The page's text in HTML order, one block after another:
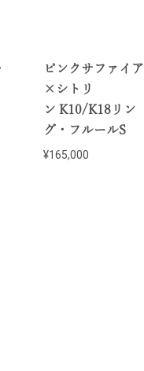
ピンクサファイア
×シトリ
ン K10/K18リン
グ・フルールS
¥165,000